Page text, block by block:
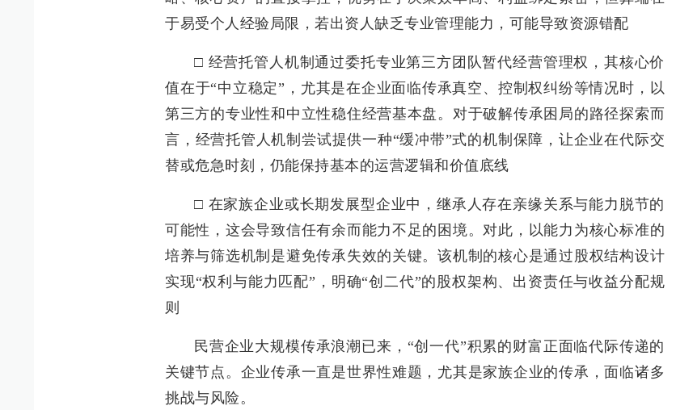
于易受个人经验局限，若出资人缺乏专业管理能力，可能导致资源错配
□ 经营托管人机制通过委托专业第三方团队暂代经营管理权，其核心价
值在于“中立稳定”，尤其是在企业面临传承真空、控制权纠纷等情况时，以
第三方的专业性和中立性稳住经营基本盘。对于破解传承困局的路径探索而
言，经营托管人机制尝试提供一种“缓冲带”式的机制保障，让企业在代际交
替或危急时刻，仍能保持基本的运营逻辑和价值底线
□ 在家族企业或长期发展型企业中，继承人存在亲缘关系与能力脱节的
可能性，这会导致信任有余而能力不足的困境。对此，以能力为核心标准的
培养与筛选机制是避免传承失效的关键。该机制的核心是通过股权结构设计
实现“权利与能力匹配”，明确“创二代”的股权架构、出资责任与收益分配规
则
民营企业大规模传承浪潮已来，“创一代”积累的财富正面临代际传递的
关键节点。企业传承一直是世界性难题，尤其是家族企业的传承，面临诸多
挑战与风险。